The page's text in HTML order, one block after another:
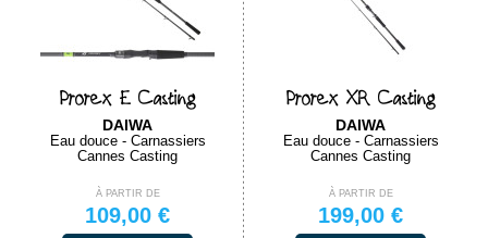
Prorex E Casting
DAIWA
Eau douce - Carnassiers
Cannes Casting
À PARTIR DE
109,00 €
Prorex XR Casting
DAIWA
Eau douce - Carnassiers
Cannes Casting
À PARTIR DE
199,00 €